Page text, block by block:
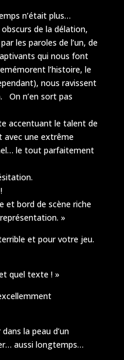
n’était plus…
de la délation,
les paroles de l’un, de
qui nous font
l’histoire, le
nous ravissent
On n’en sort pas
accentuant le talent de
avec une extrême
le tout parfaitement
et bord de scène riche
»
et pour votre jeu.
quel texte ! »
la peau d’un
aussi longtemps…